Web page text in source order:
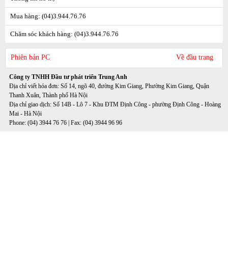
Mua hàng: (04)3.944.76.76
Chăm sóc khách hàng: (04)3.944.76.76
Phiên bản PC Về đầu trang
Công ty TNHH Đầu tư phát triển Trung Anh
Địa chỉ viết hóa đơn: Số 14, ngõ 40, đường Kim Giang, Phường Kim Giang, Quận
Thanh Xuân, Thành phố Hà Nội
Địa chỉ giao dịch: Số 14B - Lô 7 - Khu ĐTM Định Công - phường Định Công - Hoàng
Mai - Hà Nội
Phone: (04) 3944 76 76 | Fax: (04) 3944 96 96